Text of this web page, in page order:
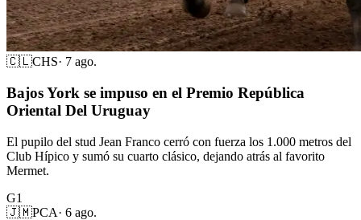
🇨🇱CHS· 7 ago.
Bajos York se impuso en el Premio República
Oriental Del Uruguay
El pupilo del stud Jean Franco cerró con fuerza los 1.000 metros del
Club Hípico y sumó su cuarto clásico, dejando atrás al favorito
Mermet.
G1
🇯🇲PCA· 6 ago.